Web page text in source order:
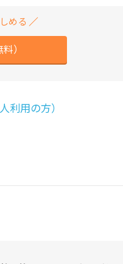
める
）
利用の方）